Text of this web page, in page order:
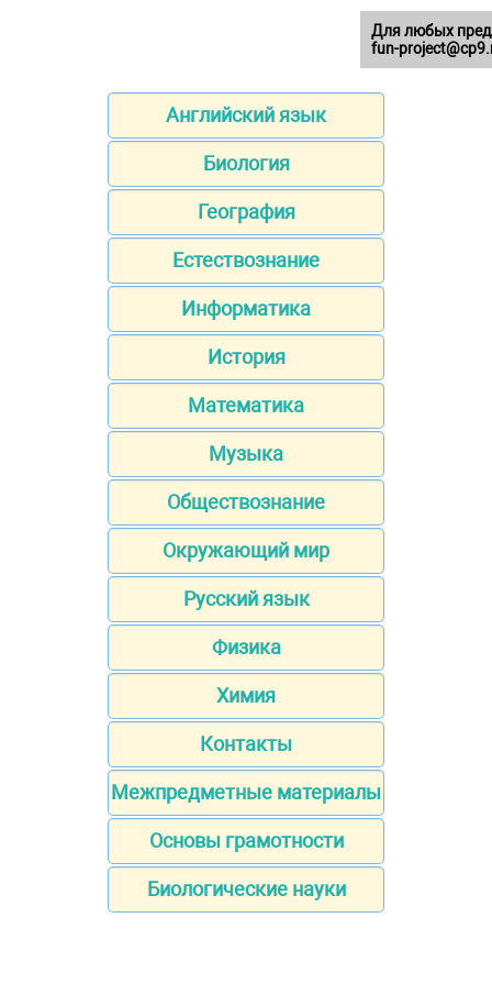
Английский язык
Биология
География
Естествознание
Информатика
История
Математика
Музыка
Обществознание
Окружающий мир
Русский язык
Физика
Химия
Контакты
Межпредметные материалы
Основы грамотности
Биологические науки
Для любых
fun-